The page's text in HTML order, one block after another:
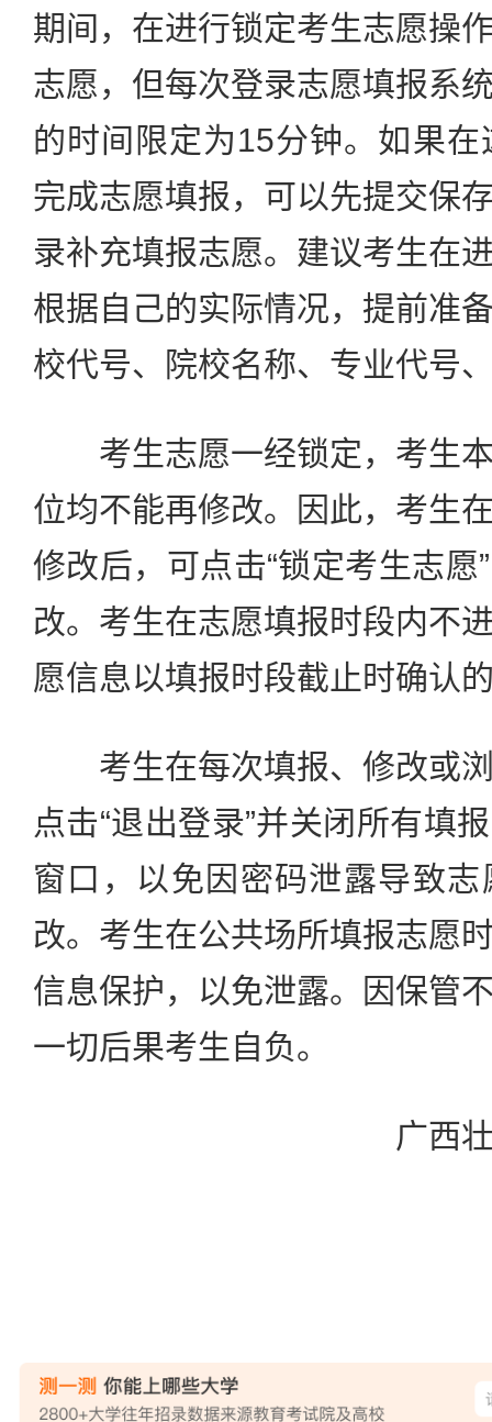
期间，在进行锁定考生志愿操
志愿，但每次登录志愿填报系
的时间限定为15分钟。如果
完成志愿填报，可以先提交保
录补充填报志愿。建议考生在
根据自己的实际情况，提前准
校代号、院校名称、专业代号
考生志愿一经锁定，考生本
位均不能再修改。因此，考生
修改后，可点击“锁定考生志愿
改。考生在志愿填报时段内不
愿信息以填报时段截止时确认
考生在每次填报、修改或浏
点击“退出登录”并关闭所有填
窗口，以免因密码泄露导致
改。考生在公共场所填报志愿
信息保护，以免泄露。因保管
一切后果考生自负。
广西壮